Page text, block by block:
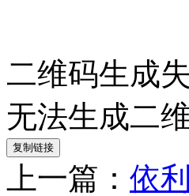
二维码生成
无法生成二
复制链接
上一篇： 依